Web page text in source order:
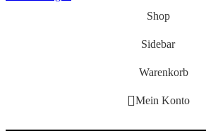
Shop
Sidebar
Warenkorb
Mein Konto